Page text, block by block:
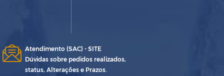
Atendimento (SAC) - SITE
Dúvidas sobre pedidos realizados,
status, Alterações e Prazos.